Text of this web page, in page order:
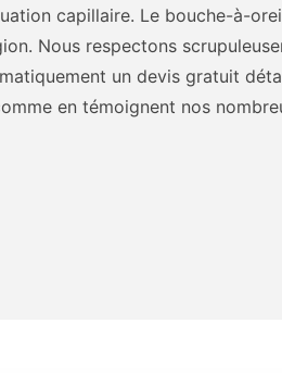
capillaire. Le bouche-à-
Nous respectons
un devis gratuit
en témoignent nos